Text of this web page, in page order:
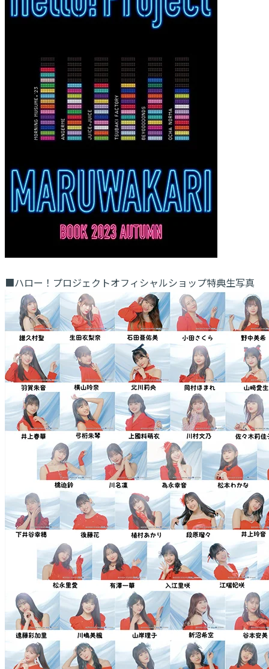
■ハロー！プロジェクトオフィシャルショップ特典生写真